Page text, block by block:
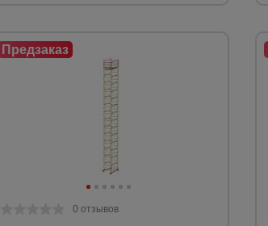
0 отзывов